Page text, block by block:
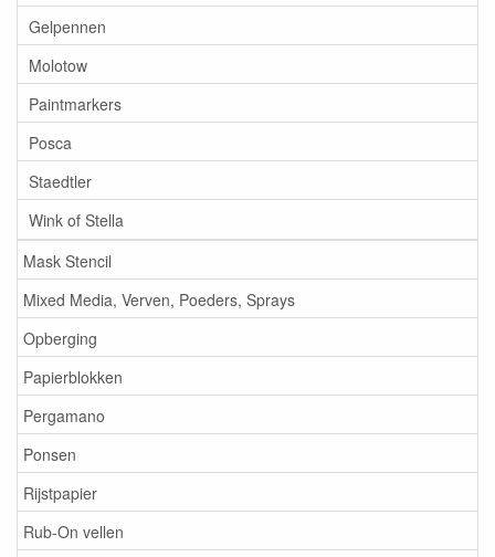
Gelpennen
Molotow
Paintmarkers
Posca
Staedtler
Wink of Stella
Mask Stencil
Mixed Media, Verven, Poeders, Sprays
Opberging
Papierblokken
Pergamano
Ponsen
Rijstpapier
Rub-On vellen